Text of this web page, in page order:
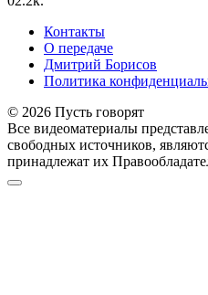
Контакты
О передаче
Дмитрий Борисов
Политика
© 2026 Пусть говорят
Все видеоматериалы
свободных источников,
принадлежат их